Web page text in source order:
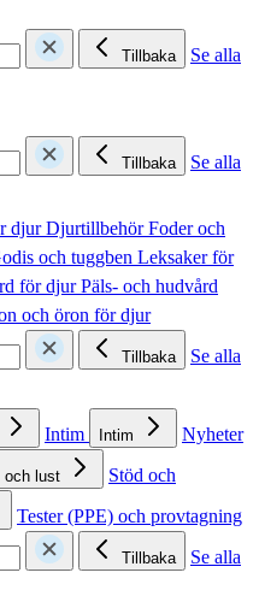
Tillbaka
Se alla
Tillbaka
Se alla
djurDjurtillbehörFoder och
och tuggben Leksaker för
för djurPäls- och hudvård
och öron för djur
Tillbaka
Se alla
Intim Intim
Nyheter
och lust
Stöd och
Tester (PPE) och provtagning
Tillbaka
Se alla